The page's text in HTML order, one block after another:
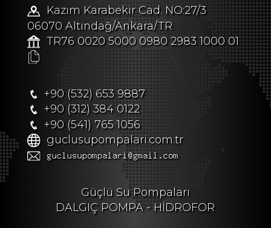
Kazım Karabekir Cad. NO:27/3
06070 Altındağ/Ankara/TR
TR76 0020 5000 0980 2983 1000 01
+90 (532) 653 9887
+90 (312) 384 0122
+90 (541) 765 1056
guclusupompalari.com.tr
Güçlü Su Pompaları
DALGIÇ POMPA - HİDROFOR